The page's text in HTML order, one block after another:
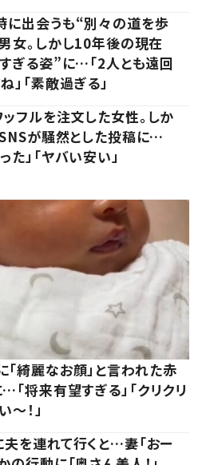
に出会うも“別々の道を歩
女。しかし10年後の現在
ぎる姿”に…「2人とも遠回
」「素敵過ぎる」
フルを注文した女性。しか
SNSが騒然とした投稿に…
た」「ヤバい安い」
綺麗なお顔」と言われた赤
将来有望すぎる」「クリクリ
！」
を連れて行くと…妻「おー